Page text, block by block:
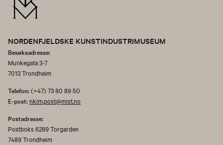
NORDENFJELDSKE KUNSTINDUSTRIMUSEUM
Besøksadresse:
Munkegata 3-7
7013 Trondheim
Telefon:(+47) 73 80 89 50
E-post: nkim.post@mist.no
Postadresse:
Postboks 6289 Torgarden
7489 Trondheim